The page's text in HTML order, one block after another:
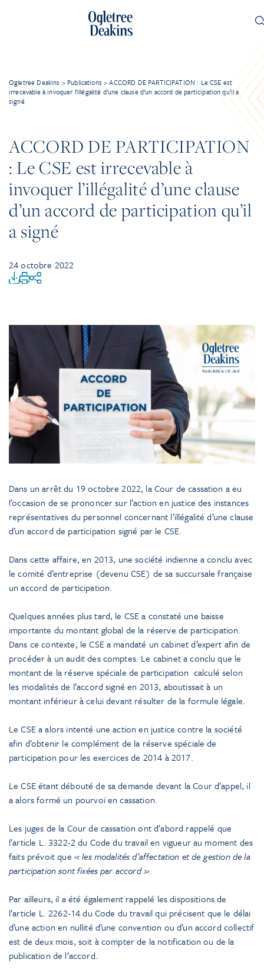
Ogletree Deakins > Publications >ACCORD DE PARTICIPATION : Le CSE est
irrecevable à invoquer l’illégalité d’une clause d’un accord de participation qu’il a
signé
ACCORD DE PARTICIPATION
: Le CSE est irrecevable à
invoquer l’illégalité d’une clause
d’un accord de participation qu’il
a signé
24 octobre 2022
Dans un arrêt du 19 octobre 2022, la Cour de cassation a eu
l’occasion de se prononcer sur l’action en justice des instances
représentatives du personnel concernant l’illégalité d’une clause
d’un accord de participation signé par le CSE.
Dans cette affaire, en 2013, une société indienne a conclu avec
le comité d’entreprise (devenu CSE) de sa succursale française
un accord de participation.
Quelques années plus tard, le CSE a constaté une baisse
importante du montant global de la réserve de participation.
Dans ce contexte, le CSE a mandaté un cabinet d’expert afin de
procéder à un audit des comptes. Le cabinet a conclu que le
montant de la réserve spéciale de participation calculé selon
les modalités de l’accord signé en 2013, aboutissait à un
montant inférieur à celui devant résulter de la formule légale.
Le CSE a alors intenté une action en justice contre la société
afin d’obtenir le complément de la réserve spéciale de
participation pour les exercices de 2014 à 2017.
Le CSE étant débouté de sa demande devant la Cour d’appel, il
a alors formé un pourvoi en cassation.
Les juges de la Cour de cassation ont d’abord rappelé que
l’article L. 3322-2 du Code du travail en vigueur au moment des
faits prévoit que « les modalités d’affectation et de gestion de la
participation sont fixées par accord ».
Par ailleurs, il a été également rappelé les dispositions de
l’article L. 2262-14 du Code du travail qui précisent que le délai
d’une action en nullité d’une convention ou d’un accord collectif
est de deux mois, soit à compter de la notification ou de la
publication de l’accord.